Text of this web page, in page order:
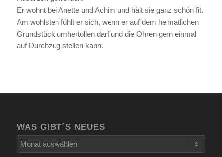
Er wohnt bei Anette und Achim und hält sie ganz schön fit.
Am wohlsten fühlt er sich, wenn er auf dem heimatlichen
Grundstück umhertollen darf und die Ohren gern einmal
auf Durchzug stellen kann.
WAS GIBT´S NEUES